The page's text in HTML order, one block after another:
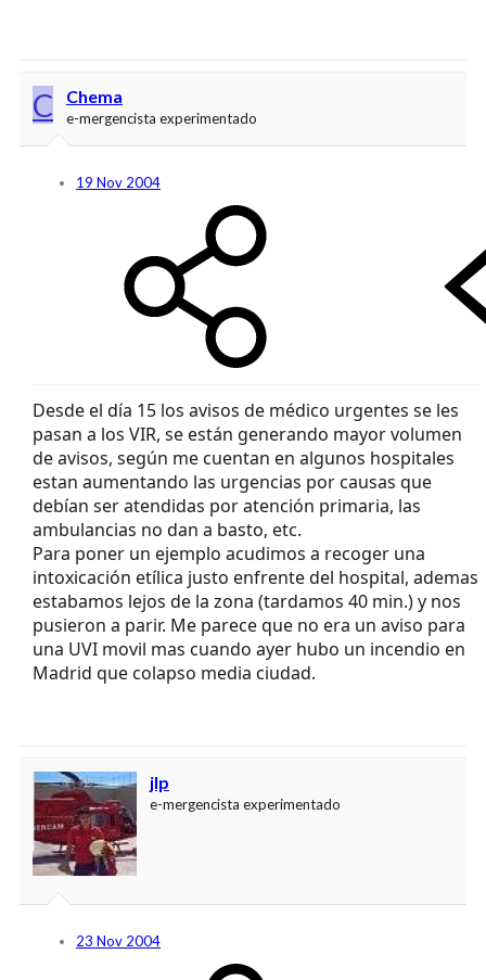
C Chema
e-mergencista experimentado
19 Nov 2004
Desde el día 15 los avisos de médico urgentes se les
pasan a los VIR, se están generando mayor volumen
de avisos, según me cuentan en algunos hospitales
estan aumentando las urgencias por causas que
debían ser atendidas por atención primaria, las
ambulancias no dan a basto, etc.
Para poner un ejemplo acudimos a recoger una
intoxicación etílica justo enfrente del hospital, ademas
estabamos lejos de la zona (tardamos 40 min.) y nos
pusieron a parir. Me parece que no era un aviso para
una UVI movil mas cuando ayer hubo un incendio en
Madrid que colapso media ciudad.
jlp
e-mergencista experimentado
23 Nov 2004